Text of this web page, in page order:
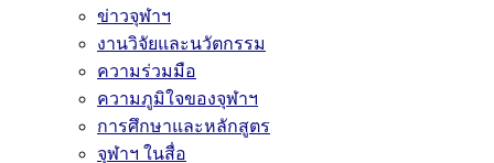
ข่าวจุฬาฯ
งานวิจัยและนวัตกรรม
ความร่วมมือ
ความภูมิใจของจุฬาฯ
การศึกษาและหลักสูตร
จุฬาฯ ในสื่อ